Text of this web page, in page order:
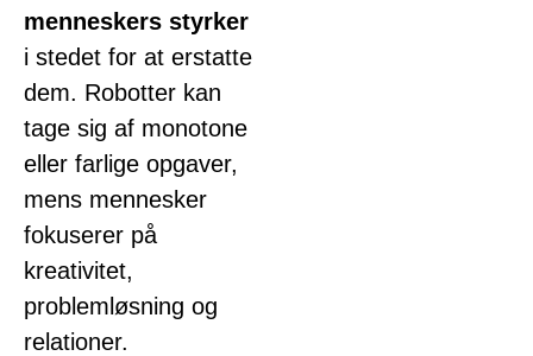
menneskers styrker
i stedet for at erstatte
dem. Robotter kan
tage sig af monotone
eller farlige opgaver,
mens mennesker
fokuserer på
kreativitet,
problemløsning og
relationer.